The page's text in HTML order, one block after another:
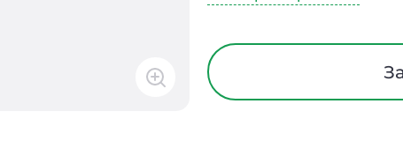
Материал корпуса
Блок аварийного
Время работы в
Способ монтажа